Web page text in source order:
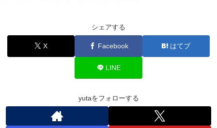
e
b
er
e
dI
at
s
A
p
p
ck
et
シェアする
X Facebook はてブ
LINE
yutaをフォローする